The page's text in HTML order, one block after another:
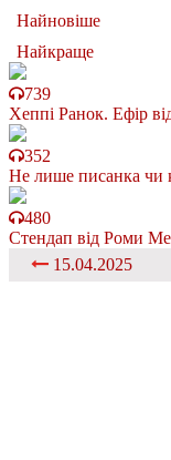
Найновіше
Найкраще
739
Хеппі Ранок. Ефір
352
Не лише писанка чи
480
Стендап від Роми
15.04.2025